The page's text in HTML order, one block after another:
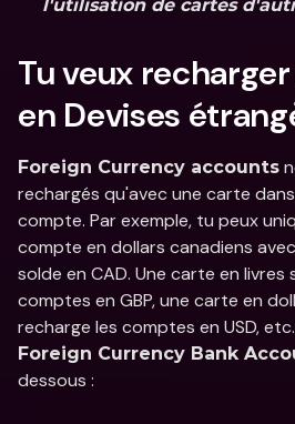
l'utilisation de cartes
Tu veux
en Devises
Foreign Currency accounts
rechargés qu'avec une carte
compte. Par exemple, tu peux
compte en dollars canadiens
solde en CAD. Une carte en livres
comptes en GBP, une carte en
Foreign Currency Bank
dessous :